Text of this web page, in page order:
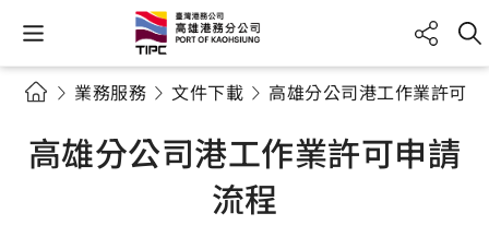
業務服務 文件下載 高雄分公司港工作業許可
高雄分公司港工作業許可申請
流程